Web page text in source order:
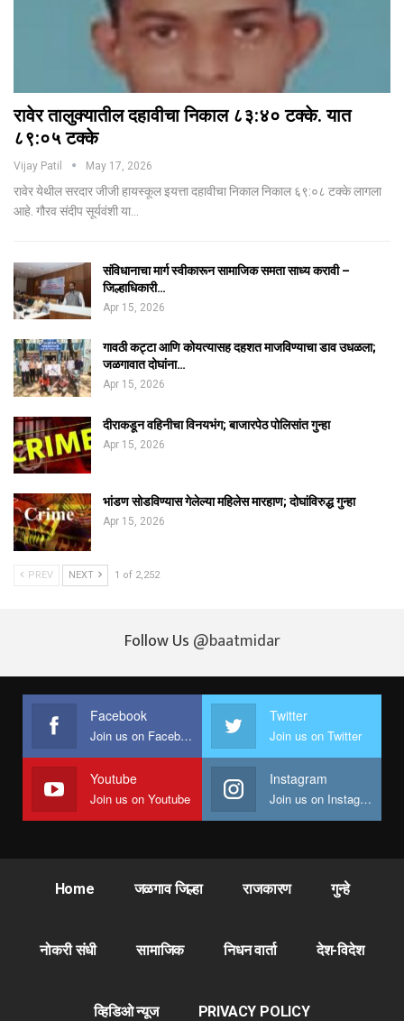
रावेर तालुक्यातील दहावीचा निकाल ८३:४० टक्के. यात
८९:०५ टक्के
Vijay Patil May 17, 2026
रावेर येथील सरदार जीजी हायस्कूल इयत्ता दहावीचा निकाल निकाल ६९:०८ टक्के लागला
आहे. गौरव संदीप सूर्यवंशी या…
संविधानाचा मार्ग स्वीकारून सामाजिक समता साध्य करावी –
जिल्हाधिकारी…
Apr 15, 2026
गावठी कट्टा आणि कोयत्यासह दहशत माजविण्याचा डाव उधळला;
जळगावात दोघांना…
Apr 15, 2026
दीराकडून वहिनीचा विनयभंग; बाजारपेठ पोलिसांत गुन्हा
Apr 15, 2026
भांडण सोडविण्यास गेलेल्या महिलेस मारहाण; दोघांविरुद्ध गुन्हा
Apr 15, 2026
PREV NEXT 1 of 2,252
Follow Us @baatmidar
Facebook
Join us on Facebook
Twitter
Join us on Twitter
Youtube
Join us on Youtube
Instagram
Join us on Instagram
Home जळगाव जिल्हा राजकारण गुन्हे
नोकरी संधी सामाजिक निधन वार्ता देश-विदेश
व्हिडिओ न्यूज PRIVACY POLICY